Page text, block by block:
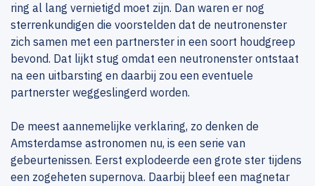
ring al lang vernietigd moet zijn. Dan waren er nog
sterrenkundigen die voorstelden dat de neutronenster
zich samen met een partnerster in een soort houdgreep
bevond. Dat lijkt stug omdat een neutronenster ontstaat
na een uitbarsting en daarbij zou een eventuele
partnerster weggeslingerd worden.
De meest aannemelijke verklaring, zo denken de
Amsterdamse astronomen nu, is een serie van
gebeurtenissen. Eerst explodeerde een grote ster tijdens
een zogeheten supernova. Daarbij bleef een magnetar